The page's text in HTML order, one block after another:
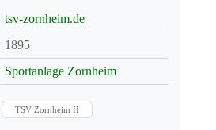
tsv-zornheim.de
1895
Sportanlage Zornheim
TSV Zornheim II